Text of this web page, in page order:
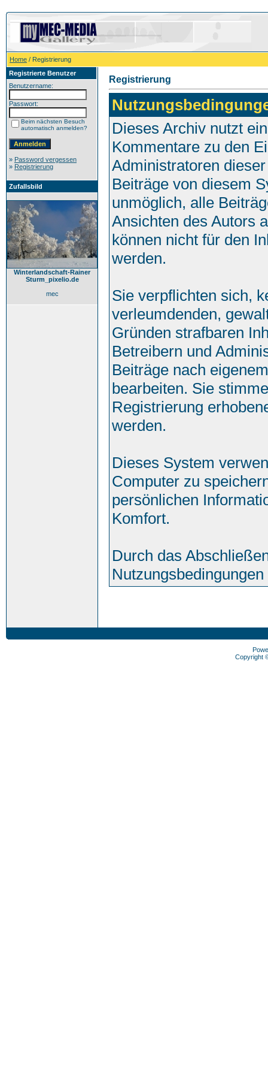
Home / Registrierung
Registrierte Benutzer
Benutzername:
Passwort:
Beim nächsten Besuch
automatisch anmelden?
» Password vergessen
» Registrierung
Zufallsbild
Winterlandschaft-Rainer
Sturm_pixelio.de
mec
Registrierung
Dieses Archiv nutzt
Kommentare zu den
Administratoren
Beiträge von diesem
unmöglich, alle
Ansichten des Autors
können nicht für den
werden.
Sie verpflichten sich,
verleumdenden,
Gründen strafbaren
Betreibern und
Beiträge nach
bearbeiten. Sie
Registrierung
werden.
Dieses System
Computer zu
persönlichen
Komfort.
Durch das
Nutzungsbedingungen
Copyright